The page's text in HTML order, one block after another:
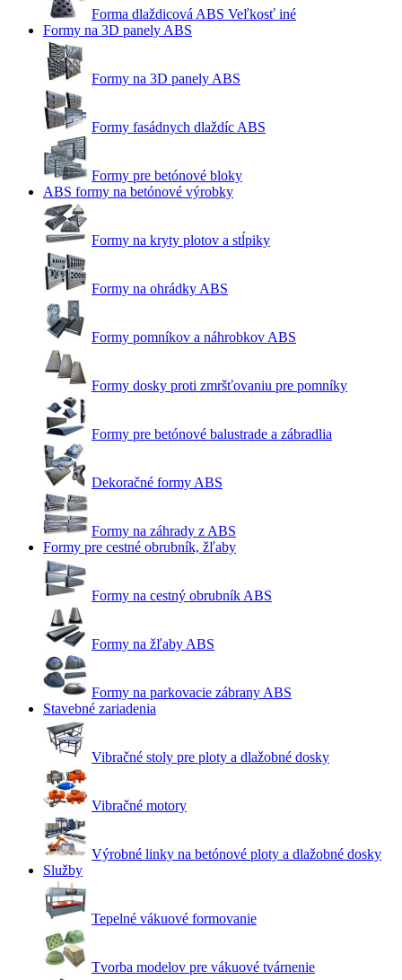
Forma dlaždicová ABS Veľkosť iné
Formy na 3D panely ABS
Formy na 3D panely ABS
Formy fasádnych dlaždíc ABS
Formy pre betónové bloky
ABS formy na betónové výrobky
Formy na kryty plotov a stĺpiky
Formy na ohrádky ABS
Formy pomníkov a náhrobkov ABS
Formy dosky proti zmršťovaniu pre pomníky
Formy pre betónové balustrade a zábradlia
Dekoračné formy ABS
Formy na záhrady z ABS
Formy pre cestné obrubník, žľaby
Formy na cestný obrubník ABS
Formy na žľaby ABS
Formy na parkovacie zábrany ABS
Stavebné zariadenia
Vibračné stoly pre ploty a dlažobné dosky
Vibračné motory
Výrobné linky na betónové ploty a dlažobné dosky
Služby
Tepelné vákuové formovanie
Tvorba modelov pre vákuové tvárnenie